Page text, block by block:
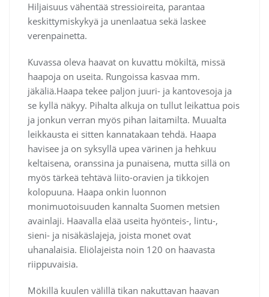
Hiljaisuus vähentää stressioireita, parantaa
keskittymiskykyä ja unenlaatua sekä laskee
verenpainetta.
Kuvassa oleva haavat on kuvattu mökiltä, missä
haapoja on useita. Rungoissa kasvaa mm.
jäkäliä.Haapa tekee paljon juuri- ja kantovesoja ja
se kyllä näkyy. Pihalta alkuja on tullut leikattua pois
ja jonkun verran myös pihan laitamilta. Muualta
leikkausta ei sitten kannatakaan tehdä. Haapa
havisee ja on syksyllä upea värinen ja hehkuu
keltaisena, oranssina ja punaisena, mutta sillä on
myös tärkeä tehtävä liito-oravien ja tikkojen
kolopuuna. Haapa onkin luonnon
monimuotoisuuden kannalta Suomen metsien
avainlaji. Haavalla elää useita hyönteis-, lintu-,
sieni- ja nisäkäslajeja, joista monet ovat
uhanalaisia. Eliölajeista noin 120 on haavasta
riippuvaisia.
Mökillä kuulen välillä tikan nakuttavan haavan